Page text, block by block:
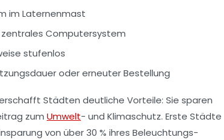
im Laternenmast
zentrales Computersystem
stufenlos
oder erneuter Bestellung
Städten deutliche Vorteile: Sie sparen
zum Umwelt- und Klimaschutz. Erste Städte
von über 30 % ihres Beleuchtungs-